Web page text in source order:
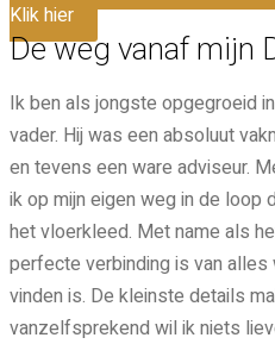
Klik hier
De weg vanaf mijn
Ik ben als jongste opgegroeid
vader. Hij was een absoluut
en tevens een ware adviseur.
ik op mijn eigen weg in de loop
het vloerkleed. Met name als
perfecte verbinding is van
vinden is. De kleinste details
vanzelfsprekend wil ik niets